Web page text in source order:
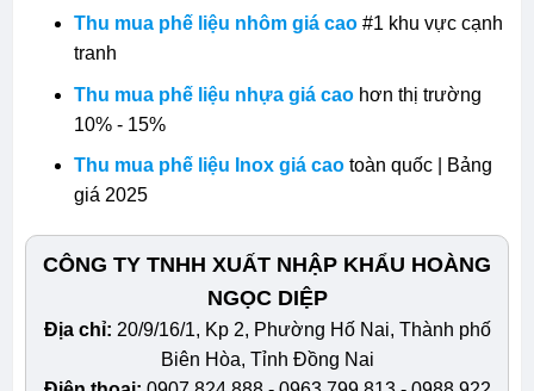
Thu mua phế liệu nhôm giá cao#1 khu vực cạnh
tranh
Thu mua phế liệu nhựa giá caohơn thị trường
10% - 15%
Thu mua phế liệu Inox giá caotoàn quốc | Bảng
giá 2025
CÔNG TY TNHH XUẤT NHẬP KHẨU HOÀNG
NGỌC DIỆP
Địa chỉ: 20/9/16/1, Kp 2, Phường Hố Nai, Thành phố
Biên Hòa, Tỉnh Đồng Nai